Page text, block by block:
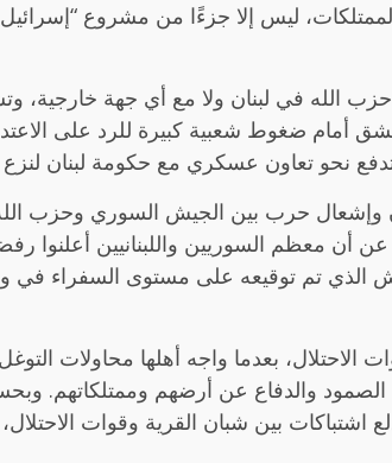
ليس إلا جزءًا من مشروع
الله في لبنان ولا مع أي جهة خارجية،
أمام ضغوط شعبية كبيرة للرد على
نحو تعاون عسكري مع حكومة لبنان
وإشعال حرب بين الجيش السوري وحزب
أن معظم السوريين واللبنانيين أعلنوا
الذي تم توقيعه على مستوى السفراء في
بعدما واجه أهلها محاولات
والدفاع عن أرضهم وممتلكاتهم.
اشتباكات بين شبان القرية وقوات